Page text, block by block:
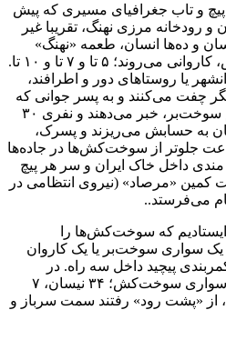
و تاب جغرافیای مسیری که پیش
و رودخانه مرزی نهنگ، تقریبا غیر
و ده‌ها انسان، طعمه «نهنگ»
شده‌اند. نیسان‌های سوخت‌کش، کاروانی می‌روند؛ ۵ تا و ۷ تا و ۱۰ تا.
یا روستا‌های دور و اطرافند،
چفت می‌کنند و به پسر جوانی که
«راه پاک‌کن» است و گاهی هم سوخت‌بر، خبر می‌دهند و نفری ۳۰
یا ۴۰ هزار تومان به حسابش می‌ریزند و پسرک،
جلوتر از سوخت‌کش‌ها در جاده‌ها
مندی داخل خاک ایران و سر هر پیچ
کمین «مرصاد» (نیروی انتظامی در
می‌فرستد..
ایستادیم که سوخت‌کش‌ها را
یک سواری سوخت‌بر یا یک کاروان
پیچید داخل سه راه. در
فاصله ۴۰ دقیقه، ۵۱ نیسان و سواری سوخت‌کش؛ ۳۴ نیسان، ۷
۲ موتوسیکلت، از «پشت رود» رفتند سمت سرباز و